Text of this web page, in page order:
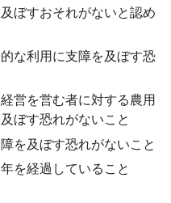
ぼすおそれがないと認め
な利用に支障を及ぼす恐
営を営む者に対する農用
ぼす恐れがないこと
を及ぼす恐れがないこと
を経過していること